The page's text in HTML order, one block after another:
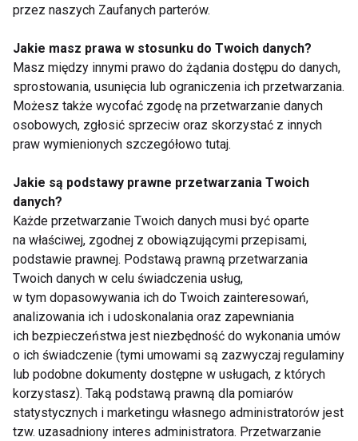
Kobieta
Badania
profilaktyczne
zamiast kwiatka?
Najlepszy prezent na
Dzień Kobiet!
TRENOWAĆ CIĘŻEJ
OD MĘŻCZYZN?
darmowe szczepionki
dla dzieci, seniorów
65+ oraz kobiet w
ciąży przeciw grypie
ASICS NAGINO - nowa
kolekcja biegowa dla
kobiet
przez naszych Zaufanych parterów.
Jakie masz prawa w stosunku do Twoich danych?
Masz między innymi prawo do żądania dostępu do danych,
sprostowania, usunięcia lub ograniczenia ich przetwarzania.
Możesz także wycofać zgodę na przetwarzanie danych
osobowych, zgłosić sprzeciw oraz skorzystać z innych
praw wymienionych szczegółowo tutaj.
Jakie są podstawy prawne przetwarzania Twoich
danych?
Każde przetwarzanie Twoich danych musi być oparte
na właściwej, zgodnej z obowiązującymi przepisami,
podstawie prawnej. Podstawą prawną przetwarzania
Twoich danych w celu świadczenia usług,
w tym dopasowywania ich do Twoich zainteresowań,
analizowania ich i udoskonalania oraz zapewniania
ich bezpieczeństwa jest niezbędność do wykonania umów
o ich świadczenie (tymi umowami są zazwyczaj regulaminy
lub podobne dokumenty dostępne w usługach, z których
korzystasz). Taką podstawą prawną dla pomiarów
statystycznych i marketingu własnego administratorów jest
tzw. uzasadniony interes administratora. Przetwarzanie